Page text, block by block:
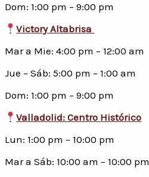
Dom: 1:00 pm – 9:00 pm
Victory Altabrisa
Mar a Mie: 4:00 pm – 12:00 am
Jue – Sáb: 5:00 pm – 1:00 am
Dom: 1:00 pm – 9:00 pm
Valladolid: Centro Histórico
Lun: 1:00 pm – 10:00 pm
Mar a Sáb: 10:00 am – 10:00 pm